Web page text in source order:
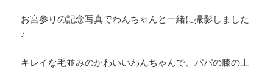
お宮参りの記念写真でわんちゃんと一緒に撮影しました
♪
キレイな毛並みのかわいいわんちゃんで、パパの膝の上